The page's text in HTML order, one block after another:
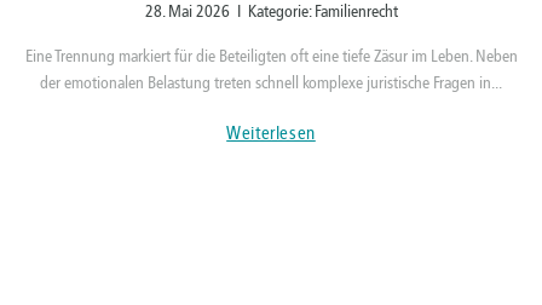
28. Mai 2026 I Kategorie:Familienrecht
Eine Trennung markiert für die Beteiligten oft eine tiefe Zäsur im Leben. Neben
der emotionalen Belastung treten schnell komplexe juristische Fragen in...
Weiterlesen